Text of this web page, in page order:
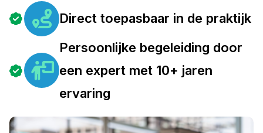
Direct toepasbaar in de praktijk
Persoonlijke begeleiding door
een expert met 10+ jaren
ervaring